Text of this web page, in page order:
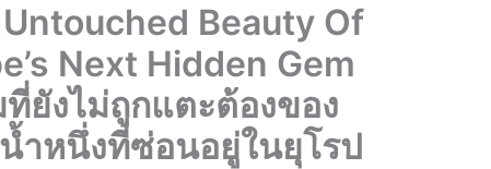
Beauty Of
Next Hidden Gem
ยังไม่ถูกแตะต้องของ
ำหนึ่งที่ซ่อนอยู่ในยุโรป